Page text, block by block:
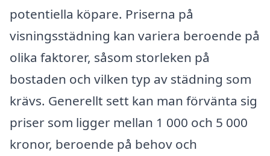
potentiella köpare. Priserna på
visningsstädning kan variera beroende på
olika faktorer, såsom storleken på
bostaden och vilken typ av städning som
krävs. Generellt sett kan man förvänta sig
priser som ligger mellan 1 000 och 5 000
kronor, beroende på behov och